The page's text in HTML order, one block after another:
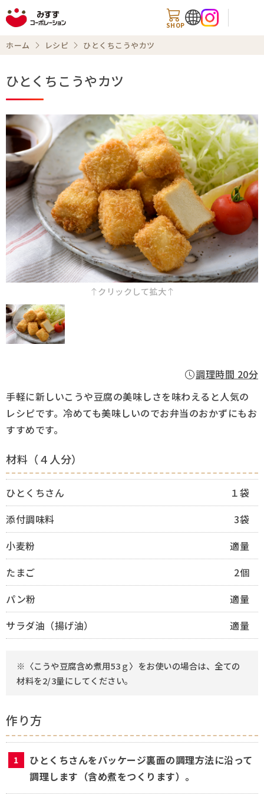
SHOP
商品情報
知る・楽しむ
レシピ
お知らせ
企業情報
Q&A
ホーム レシピ ひとくちこうやカツ
ひとくちこうやカツ
クリックして拡大
調理時間 20分
手軽に新しいこうや豆腐の美味しさを味わえると人気の
レシピです。冷めても美味しいのでお弁当のおかずにもお
すすめです。
材料（４人分）
ひとくちさん
１袋
添付調味料
3袋
小麦粉
適量
たまご
2個
パン粉
適量
サラダ油（揚げ油）
適量
※〈こうや豆腐含め煮用53ｇ〉をお使いの場合は、全ての
材料を2/3量にしてください。
作り方
ひとくちさんをパッケージ裏面の調理方法に沿って
調理します（含め煮をつくります）。